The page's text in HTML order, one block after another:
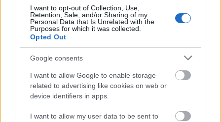
I want to opt-out of Collection, Use,
Retention, Sale, and/or Sharing of my
Personal Data that Is Unrelated with the
Purposes for which it was collected.
Opted Out
Google consents
I want to allow Google to enable storage
related to advertising like cookies on web or
device identifiers in apps.
I want to allow my user data to be sent to
ÓSCAR
VALENTÍN
UNAI LÓPEZ
ÁLVARO GARCÍA
PEDRO DÍAZ
CAMELLO